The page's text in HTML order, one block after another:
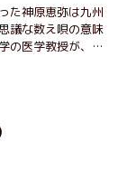
た神原恵弥は九州
議な数え唄の意味
の医学教授が、米
ことはできるの
められた秘密と
ズ第四作！